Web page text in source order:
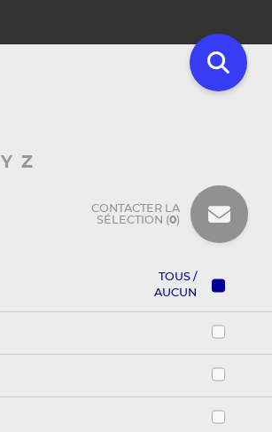
Y Z
TOUS /
AUCUN
CONTACTER LA
SÉLECTION (0)